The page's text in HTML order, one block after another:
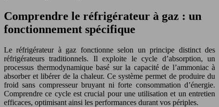
Comprendre le réfrigérateur à gaz : un
fonctionnement spécifique
Le réfrigérateur à gaz fonctionne selon un principe distinct des
réfrigérateurs traditionnels. Il exploite le cycle d’absorption, un
processus thermodynamique basé sur la capacité de l’ammoniac à
absorber et libérer de la chaleur. Ce système permet de produire du
froid sans compresseur bruyant ni forte consommation d’énergie.
Comprendre ce cycle est crucial pour une utilisation et un entretien
efficaces, optimisant ainsi les performances durant vos périples.